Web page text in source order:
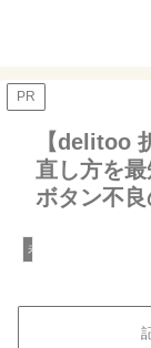
PR
【delitoo
直し方を
ボタン不
未分類